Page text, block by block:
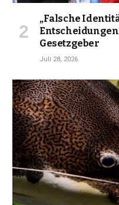
„Falsche
Gesetzgeber
Juli 28, 2026